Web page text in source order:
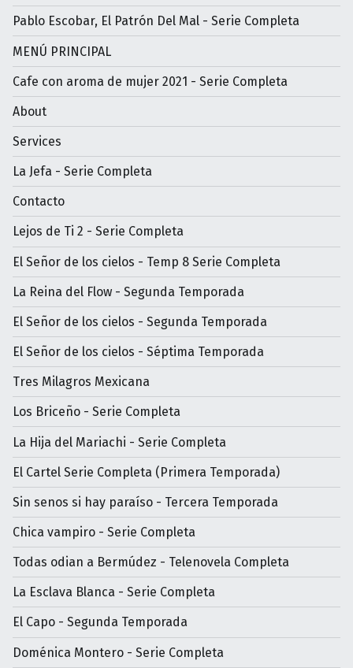
Pablo Escobar, El Patrón Del Mal - Serie Completa
MENÚ PRINCIPAL
Cafe con aroma de mujer 2021 - Serie Completa
About
Services
La Jefa - Serie Completa
Contacto
Lejos de Ti 2 - Serie Completa
El Señor de los cielos - Temp 8 Serie Completa
La Reina del Flow - Segunda Temporada
El Señor de los cielos - Segunda Temporada
El Señor de los cielos - Séptima Temporada
Tres Milagros Mexicana
Los Briceño - Serie Completa
La Hija del Mariachi - Serie Completa
El Cartel Serie Completa (Primera Temporada)
Sin senos si hay paraíso - Tercera Temporada
Chica vampiro - Serie Completa
Todas odian a Bermúdez - Telenovela Completa
La Esclava Blanca - Serie Completa
El Capo - Segunda Temporada
Doménica Montero - Serie Completa